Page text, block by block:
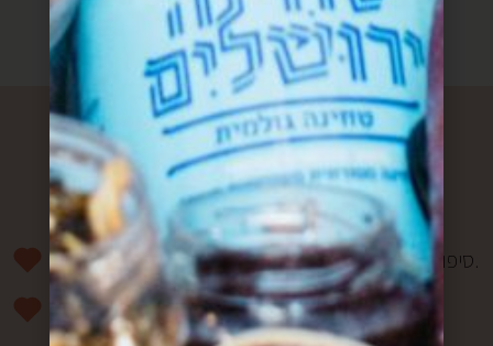
רוצים להפוך למשפחה?
סיפורים מרגשים וחווית מהשוק פעם בשבוע אליכם למייל.
מעדכנים אתכם ראשונים בהטבות ומבצעים.